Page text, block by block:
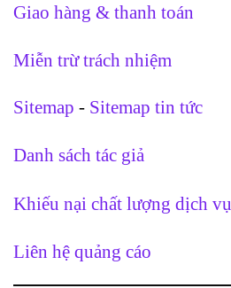
Giao hàng & thanh toán
Miễn trừ trách nhiệm
Sitemap - Sitemap tin tức
Danh sách tác giả
Khiếu nại chất lượng dịch vụ
Liên hệ quảng cáo